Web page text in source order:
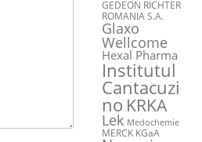
GEDEON RICHTER
ROMANIA S.A.
Glaxo
Wellcome
Hexal Pharma
Institutul
Cantacuzi
no KRKA
Lek Medochemie
MERCK KGaA